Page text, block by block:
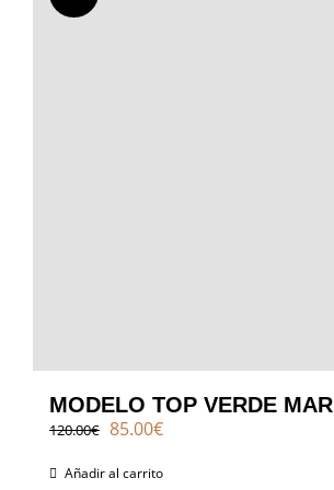
MODELO TOP VERDE MAR
120.00€ El
original
85.00€El
actual
Añadir al carrito